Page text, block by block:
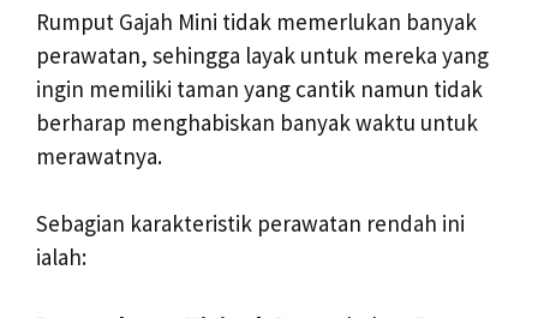
Rumput Gajah Mini tidak memerlukan banyak
perawatan, sehingga layak untuk mereka yang
ingin memiliki taman yang cantik namun tidak
berharap menghabiskan banyak waktu untuk
merawatnya.
Sebagian karakteristik perawatan rendah ini
ialah: